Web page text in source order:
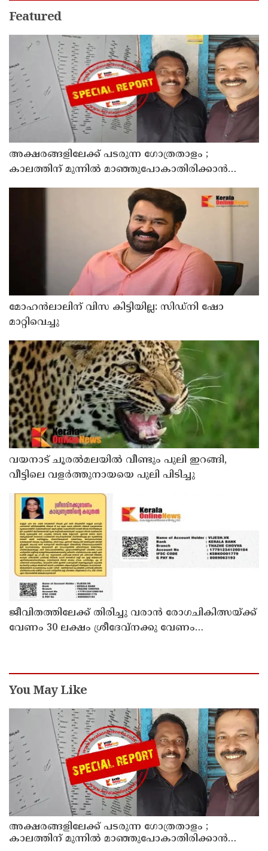
Featured
അക്ഷരങ്ങളിലേക്ക് പടരുന്ന ഗോത്രതാളം ;
കാലത്തിന് മുന്നിൽ മാഞ്ഞുപോകാതിരിക്കാൻ
മലവേട്ടുവരുടെയും തനത് ഭാഷയ്ക്ക് നിഘണ്ടു
മോഹൻലാലിന് വിസ കിട്ടിയില്ല: സിഡ്നി ഷോ
മാറ്റിവെച്ചു
വയനാട് ചൂരൽമലയിൽ വീണ്ടും പുലി ഇറങ്ങി,
വീട്ടിലെ വളർത്തുനായയെ പുലി പിടിച്ചു
ജീവിതത്തിലേക്ക് തിരിച്ചു വരാൻ രോഗചികിത്സയ്ക്ക്
വേണം 30 ലക്ഷം ശ്രീദേവ്നക്കു വേണം
You May Like
അക്ഷരങ്ങളിലേക്ക് പടരുന്ന ഗോത്രതാളം ;
കാലത്തിന് മുന്നിൽ മാഞ്ഞുപോകാതിരിക്കാൻ